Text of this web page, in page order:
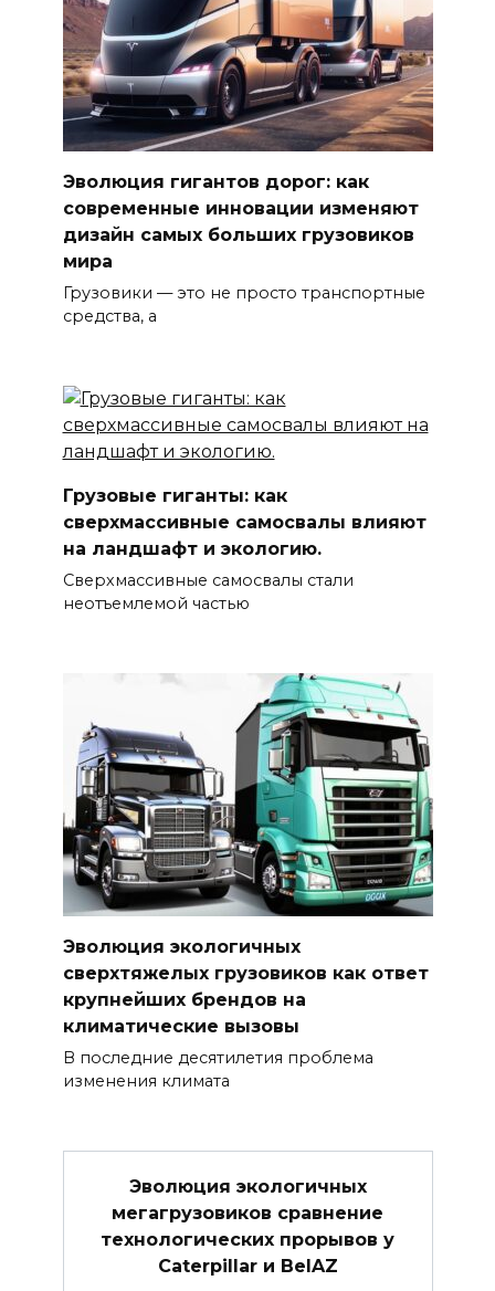
Эволюция гигантов дорог: как
современные инновации изменяют
дизайн самых больших грузовиков
мира
Грузовики — это не просто транспортные
средства, а
Грузовые гиганты: как
сверхмассивные самосвалы влияют
на ландшафт и экологию.
Сверхмассивные самосвалы стали
неотъемлемой частью
Эволюция экологичных
сверхтяжелых грузовиков как ответ
крупнейших брендов на
климатические вызовы
В последние десятилетия проблема
изменения климата
Эволюция экологичных
мегагрузовиков сравнение
технологических прорывов у
Caterpillar и BelAZ